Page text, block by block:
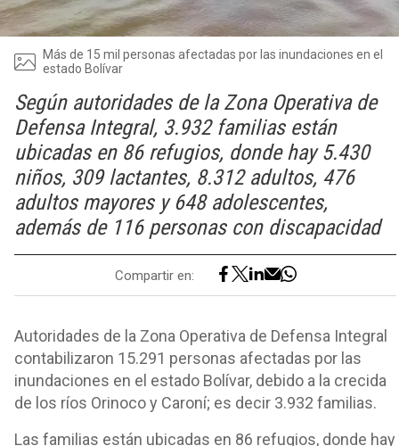
Más de 15 mil personas afectadas por las inundaciones en el
estado Bolívar
Según autoridades de la Zona Operativa de
Defensa Integral, 3.932 familias están
ubicadas en 86 refugios, donde hay 5.430
niños, 309 lactantes, 8.312 adultos, 476
adultos mayores y 648 adolescentes,
además de 116 personas con discapacidad
Compartir en:
Autoridades de la Zona Operativa de Defensa Integral
contabilizaron 15.291 personas afectadas por las
inundaciones en el estado Bolívar, debido a la crecida
de los ríos Orinoco y Caroní; es decir 3.932 familias.
Las familias están ubicadas en 86 refugios, donde hay